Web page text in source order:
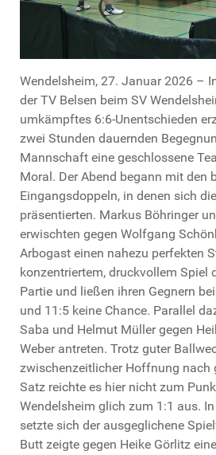
Wendelsheim, 27. Januar 2026 –
der TV Belsen beim SV
umkämpftes 6:6-Unentschieden
zwei Stunden dauernden
Mannschaft eine geschlossene
Moral. Der Abend begann mit den
Eingangsdoppeln, in denen sich
präsentierten. Markus Böhringer
erwischten gegen Wolfgang
Arbogast einen nahezu perfekten
konzentriertem, druckvollem Spiel
Partie und ließen ihren Gegnern
und 11:5 keine Chance. Parallel
Saba und Helmut Müller gegen
Weber antreten. Trotz guter
zwischenzeitlicher Hoffnung nach
Satz reichte es hier nicht zum
Wendelsheim glich zum 1:1 aus.
setzte sich der ausgeglichene
Butt zeigte gegen Heike Görlitz